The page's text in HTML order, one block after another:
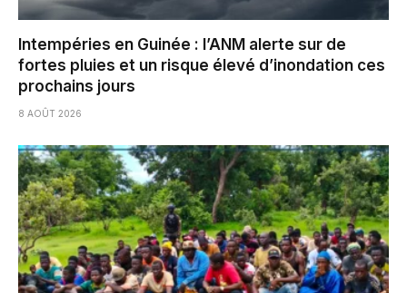
Intempéries en Guinée : l’ANM alerte sur de
fortes pluies et un risque élevé d’inondation ces
prochains jours
8 AOÛT 2026